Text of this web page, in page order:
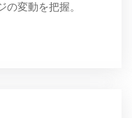
変動を把握。